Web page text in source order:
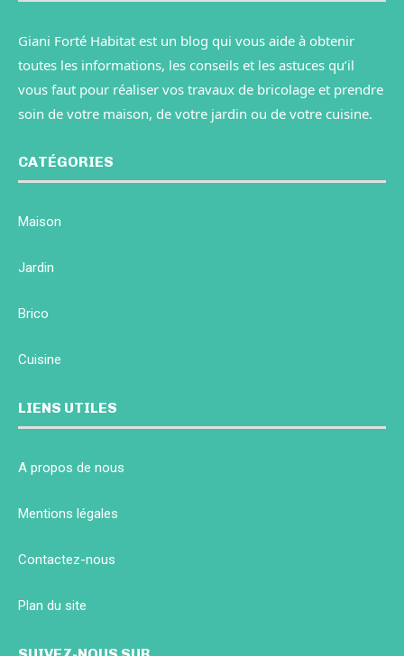
Giani Forté Habitat est un blog qui vous aide à obtenir
toutes les informations, les conseils et les astuces qu’il
vous faut pour réaliser vos travaux de bricolage et prendre
soin de votre maison, de votre jardin ou de votre cuisine.
CATÉGORIES
Maison
Jardin
Brico
Cuisine
LIENS UTILES
A propos de nous
Mentions légales
Contactez-nous
Plan du site